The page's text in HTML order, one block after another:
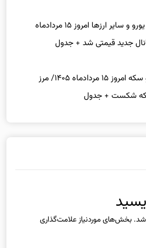
قیمت جدید دلار، یورو و سایر ارزها امروز ۱۵ مردادماه
قیمت جدید طلا و سکه امروز ۱۵ مردادماه ۱۴۰۵/ مرز
شکست + جدول
شد. بخش‌های موردنیاز علامت‌گذاری